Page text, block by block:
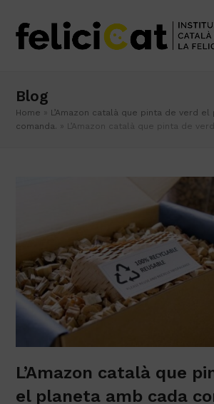
Blog
Home » L’Amazon català que pinta de verd
comanda. » L’Amazon català que pinta de
L’Amazon català que
el planeta amb cada